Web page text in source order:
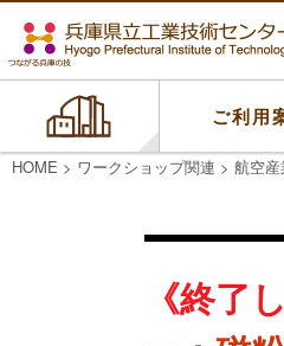
ご利用
HOME > ワークショップ関連 > 航空